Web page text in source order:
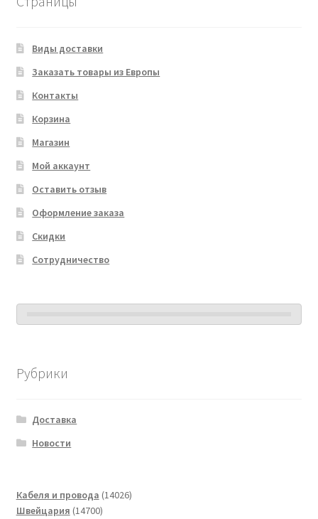
Виды доставки
Заказать товары из Европы
Контакты
Корзина
Магазин
Мой аккаунт
Оставить отзыв
Оформление заказа
Скидки
Сотрудничество
Рубрики
Доставка
Новости
Кабеля и провода 1402614026
Швейцария 1470014700